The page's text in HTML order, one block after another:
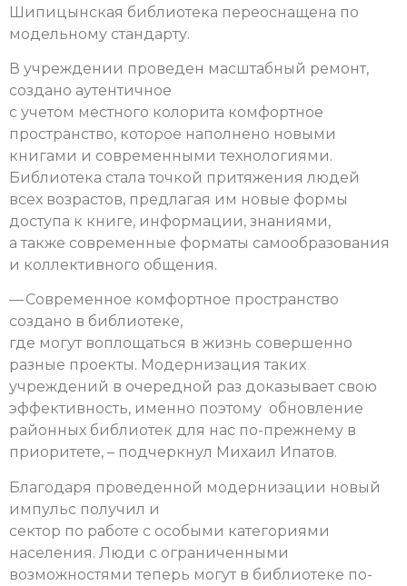
Шипицынская библиотека переоснащена по
модельному стандарту.
В учреждении проведен масштабный ремонт,
создано аутентичное
с учетом местного колорита комфортное
пространство, которое наполнено новыми
книгами и современными технологиями.
Библиотека стала точкой притяжения людей
всех возрастов, предлагая им новые формы
доступа к книге, информации, знаниями,
а также современные форматы самообразования
и коллективного общения.
— Современное комфортное пространство
создано в библиотеке,
где могут воплощаться в жизнь совершенно
разные проекты. Модернизация таких
учреждений в очередной раз доказывает свою
эффективность, именно поэтому обновление
районных библиотек для нас по-прежнему в
приоритете, – подчеркнул Михаил Ипатов.
Благодаря проведенной модернизации новый
импульс получил и
сектор по работе с особыми категориями
населения. Люди с ограниченными
возможностями теперь могут в библиотеке по-